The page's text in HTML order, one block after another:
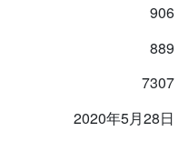
906
889
7307
2020年5月28日